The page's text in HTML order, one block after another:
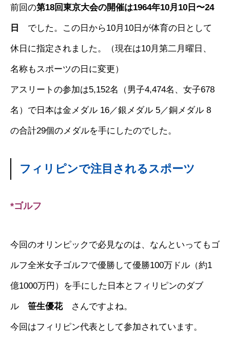
前回の第18回東京大会の開催は1964年10月10日〜24
日 でした。この日から10月10日が体育の日として
休日に指定されました。（現在は10月第二月曜日、
名称もスポーツの日に変更）
アスリートの参加は5,152名（男子4,474名、女子678
名）で日本は金メダル 16／銀メダル 5／銅メダル 8
の合計29個のメダルを手にしたのでした。
フィリピンで注目されるスポーツ
*ゴルフ
今回のオリンピックで必見なのは、なんといってもゴ
ルフ全米女子ゴルフで優勝して優勝100万ドル（約1
億1000万円）を手にした日本とフィリピンのダブ
ル 笹生優花さんですよね。
今回はフィリピン代表として参加されています。